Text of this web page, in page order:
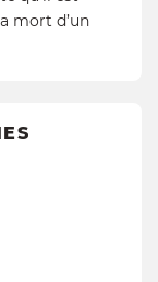
mort d’un